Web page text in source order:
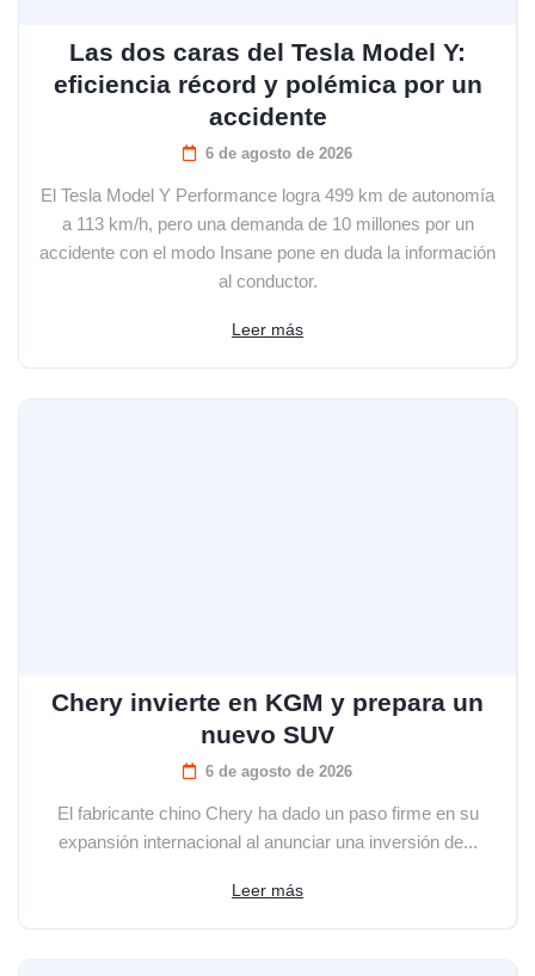
Las dos caras del Tesla Model Y:
eficiencia récord y polémica por un
accidente
6 de agosto de 2026
El Tesla Model Y Performance logra 499 km de autonomía
a 113 km/h, pero una demanda de 10 millones por un
accidente con el modo Insane pone en duda la información
al conductor.
Leer más
Chery invierte en KGM y prepara un
nuevo SUV
6 de agosto de 2026
El fabricante chino Chery ha dado un paso firme en su
expansión internacional al anunciar una inversión de...
Leer más